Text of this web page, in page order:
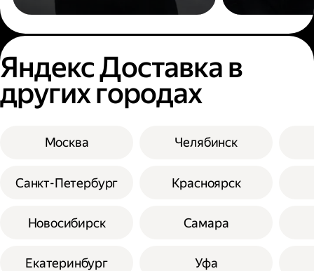
Яндекс Доставка в
других городах
Москва
Санкт-Петербург
Новосибирск
Екатеринбург
Челябинск
Красноярск
Самара
Уфа